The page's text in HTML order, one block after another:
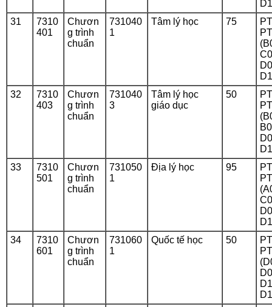
31
7310
401
Chươn
g trình
chuẩn
731040
1
Tâm lý học 75
32
7310
403
Chươn
g trình
chuẩn
731040
3
Tâm lý học
giáo dục
50
33
7310
501
Chươn
g trình
chuẩn
731050
1
Địa lý học 95
34
7310
601
Chươn
g trình
chuẩn
731060
1
Quốc tế học 50